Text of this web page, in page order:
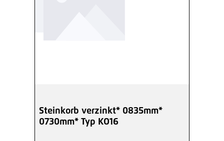
Steinkorb verzinkt* 0835mm*
0730mm* Typ KO16